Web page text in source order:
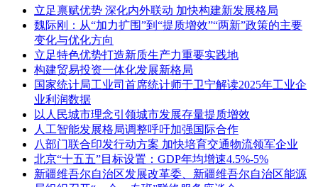
立足禀赋优势 深化内外联动 加快构建新发展格局
魏际刚：从“加力扩围”到“提质增效”“两新”政策的主要
变化与优化方向
立足特色优势打造新质生产力重要实践地
构建贸易投资一体化发展新格局
国家统计局工业司首席统计师于卫宁解读2025年工业企
业利润数据
以人民城市理念引领城市发展存量提质增效
人工智能发展格局调整呼吁加强国际合作
八部门联合印发行动方案 加快培育交通物流领军企业
北京“十五五”目标设置：GDP年均增速4.5%-5%
新疆维吾尔自治区发展改革委、新疆维吾尔自治区能源